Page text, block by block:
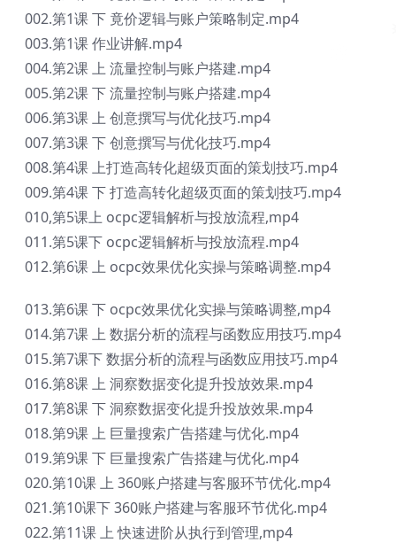
002.第1课 下 竟价逻辑与账户策略制定.mp4
003.第1课 作业讲解.mp4
004.第2课 上 流量控制与账户搭建.mp4
005.第2课 下 流量控制与账户搭建.mp4
006.第3课 上 创意撰写与优化技巧.mp4
007.第3课 下 创意撰写与优化技巧.mp4
008.第4课 上打造高转化超级页面的策划技巧.mp4
009.第4课 下 打造高转化超级页面的策划技巧.mp4
010,第5课上 ocpc逻辑解析与投放流程,mp4
011.第5课下 ocpc逻辑解析与投放流程.mp4
012.第6课 上 ocpc效果优化实操与策略调整.mp4
013.第6课 下 ocpc效果优化实操与策略调整,mp4
014.第7课 上 数据分析的流程与函数应用技巧.mp4
015.第7课下 数据分析的流程与函数应用技巧.mp4
016.第8课 上 洞察数据变化提升投放效果.mp4
017.第8课 下 洞察数据变化提升投放效果.mp4
018.第9课 上 巨量搜索广告搭建与优化.mp4
019.第9课 下 巨量搜索广告搭建与优化.mp4
020.第10课 上 360账户搭建与客服环节优化.mp4
021.第10课下 360账户搭建与客服环节优化.mp4
022.第11课 上 快速进阶从执行到管理,mp4